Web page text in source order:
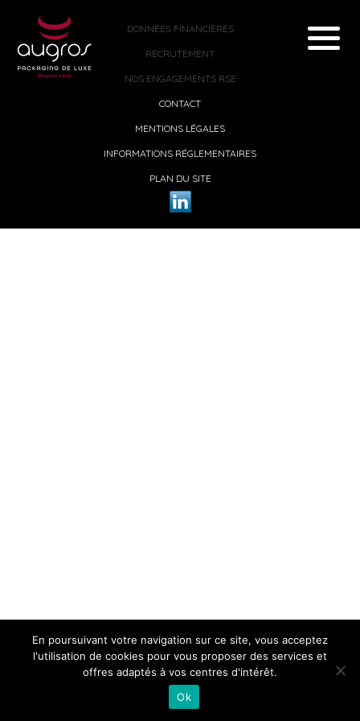
En poursuivant votre navigation sur ce site, vous acceptez
l'utilisation de cookies pour vous proposer des services et
offres adaptés à vos centres d'intérêt.
Ok
DONNÉES FINANCIÈRES
RECRUTEMENT
NOS ENGAGEMENTS RSE
CONTACT
MENTIONS LÉGALES
INFORMATIONS RÉGLEMENTAIRES
PLAN DU SITE